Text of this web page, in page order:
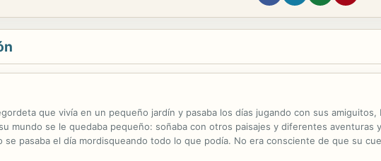
que vivía en un pequeño jardín y pasaba los días jugando con sus
mundo se le quedaba pequeño: soñaba con otros paisajes y diferentes
pasaba el día mordisqueando todo lo que podía. No era consciente de que su